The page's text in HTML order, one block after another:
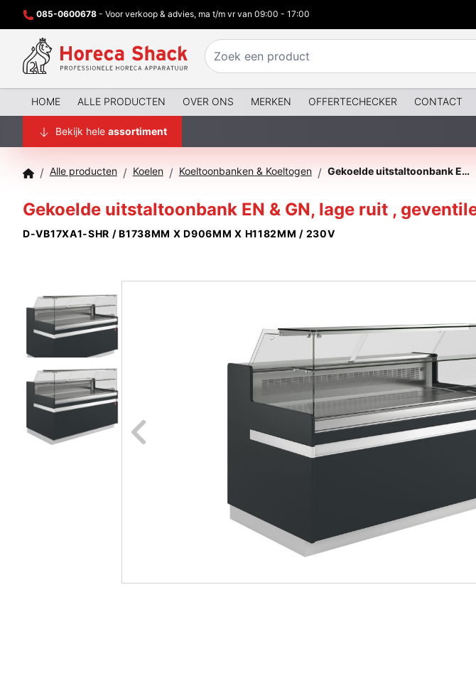
085-0600678 - Voor verkoop & advies, ma t/m vr van 09:00 - 17:00
HOME ALLE PRODUCTEN OVER ONS MERKEN OFFERTECHECKER CONTACT
Bekijk hele assortiment
/ Alle producten / Koelen / Koeltoonbanken & Koeltogen / Gekoelde uitstaltoonbank EN & GN, lage ruit , geventileerd, zonder reserve
Gekoelde uitstaltoonbank EN & GN, lage ruit ,
D-VB17XA1-SHR / B1738MM X D906MM X H1182MM / 230V
Naar vorige foto